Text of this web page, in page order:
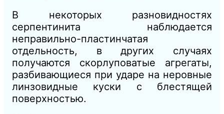
В некоторых разновидностях
серпентинита наблюдается
неправильно-пластинчатая
отдельность, в других случаях
получаются скорлуповатые агрегаты,
разбивающиеся при ударе на неровные
линзовидные куски с блестящей
поверхностью.